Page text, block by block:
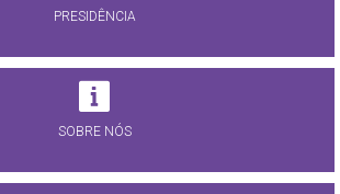
PRESIDÊNCIA
SOBRE NÓS